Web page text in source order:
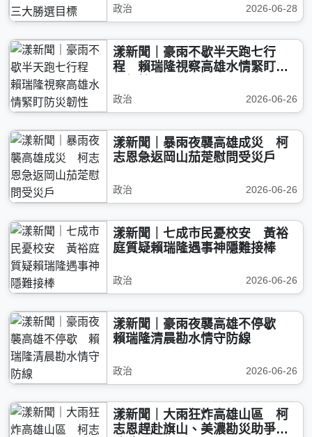
政治 2026-06-28
漾新聞｜豪雨不歇半天跑七行
程 賴瑞隆視察高雄水情緊盯防
政治 2026-06-26
漾新聞｜暴雨夜襲高雄成災 柯
志恩急返岡山茄萣慰問受災戶
政治 2026-06-26
漾新聞｜七成市民憂校安 黃裕
庭質疑賴瑞隆遇事神隱難接棒
政治 2026-06-26
漾新聞｜豪雨夜襲高雄不停歇
賴瑞隆清晨勘水情守防線
政治 2026-06-26
漾新聞｜大雨狂炸高雄山區 柯
志恩趕赴旗山、美濃勘災助爭取